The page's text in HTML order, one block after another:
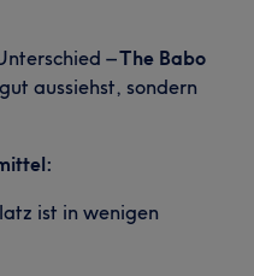
–The Babo
aussiehst, sondern
ist in wenigen